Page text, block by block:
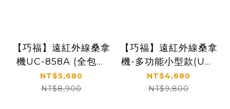
【巧福】遠紅外線桑拿
機UC-858A (全包覆
大型款)
NT$5,680
NT$8,900
【巧福】遠紅外線桑拿
機-多功能小型款(UC-
856A )
NT$4,680
NT$9,800